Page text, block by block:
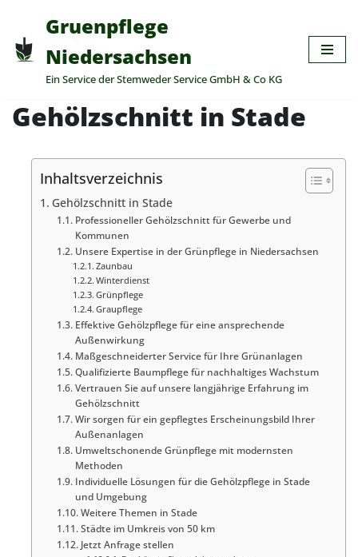
Zum
Inhalt
springen
Gruenpflege
Niedersachsen
Ein Service der Stemweder Service GmbH & Co KG
Gehölzschnitt in Stade
Inhaltsverzeichnis
Gehölzschnitt in Stade
Professioneller Gehölzschnitt für Gewerbe und
Kommunen
Unsere Expertise in der Grünpflege in Niedersachsen
Zaunbau
Winterdienst
Grünpflege
Graupflege
Effektive Gehölzpflege für eine ansprechende
Außenwirkung
Maßgeschneiderter Service für Ihre Grünanlagen
Qualifizierte Baumpflege für nachhaltiges Wachstum
Vertrauen Sie auf unsere langjährige Erfahrung im
Gehölzschnitt
Wir sorgen für ein gepflegtes Erscheinungsbild Ihrer
Außenanlagen
Umweltschonende Grünpflege mit modernsten
Methoden
Individuelle Lösungen für die Gehölzpflege in Stade
und Umgebung
Weitere Themen in Stade
Städte im Umkreis von 50 km
Jetzt Anfrage stellen